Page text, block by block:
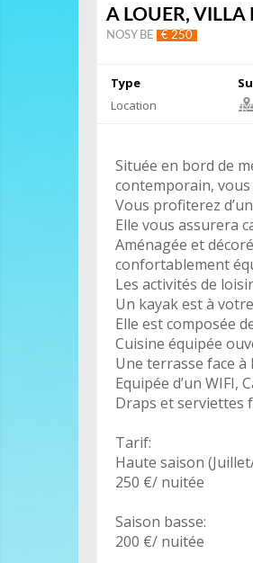
A LOUER, VILLA
NOSY BE € 250
Type
Location
Située en bord de
contemporain, vous
Vous profiterez
Elle vous assurera
Aménagée et
confortablement
Les activités de
Un kayak est à
Elle est composée
Cuisine équipée
Une terrasse face à
Equipée d’un WIFI,
Draps et serviettes
Tarif:
Haute saison
250 €/ nuitée
Saison basse:
200 €/ nuitée